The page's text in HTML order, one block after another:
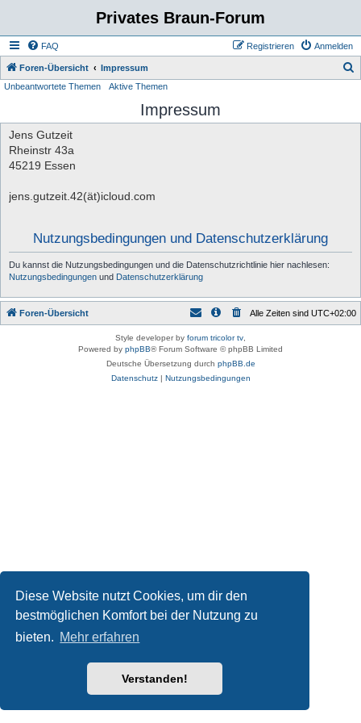
Diese Website nutzt Cookies, um dir den
bestmöglichen Komfort bei der Nutzung zu
bieten. Mehr erfahren
Verstanden!
Privates Braun-Forum
FAQ Anmelden
Registrieren
Foren-Übersicht Impressum
h
Unbeantwortete Themen Aktive Themen
Impressum
Jens Gutzeit
Rheinstr 43a
45219 Essen
jens.gutzeit.42(ät)icloud.com
Nutzungsbedingungen und Datenschutzerklärung
Du kannst die Nutzungsbedingungen und die Datenschutzrichtlinie hier nachlesen:
Nutzungsbedingungen und Datenschutzerklärung
Foren-Übersicht Alle Zeiten sind UTC+02:00
Style developer by forum tricolor tv
Powered by phpBB® Forum Software © phpBB Limited
Deutsche Übersetzung durch phpBB.de
Datenschutz| Nutzungsbedingungen